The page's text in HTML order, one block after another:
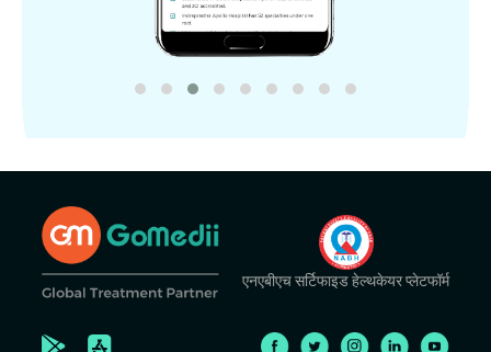
एनएबीएच सर्टिफाइड हेल्थकेयर प्लेटफॉर्म